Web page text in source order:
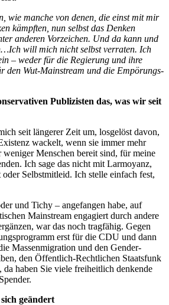
wie manche von denen, die einst mit mir
kämpften, nun selbst das Denken
anderen Vorzeichen. Und da kann und
will mich nicht selbst verraten. Ich
– weder für die Regierung und ihre
den Wut-Mainstream und die Empörungs-
Publizisten das, was wir seit
seit längerer Zeit um, losgelöst davon,
wackelt, wenn sie immer mehr
weniger Menschen bereit sind, für meine
Ich sage das nicht mit Larmoyanz,
Selbstmitleid. Ich stelle einfach fest,
und Tichy – angefangen habe, auf
Mainstream engagiert durch andere
war das noch tragfähig. Gegen
erst für die CDU und dann
Massenmigration und den Gender-
den Öffentlich-Rechtlichen Staatsfunk
da haben Sie viele freiheitlich denkende
geändert